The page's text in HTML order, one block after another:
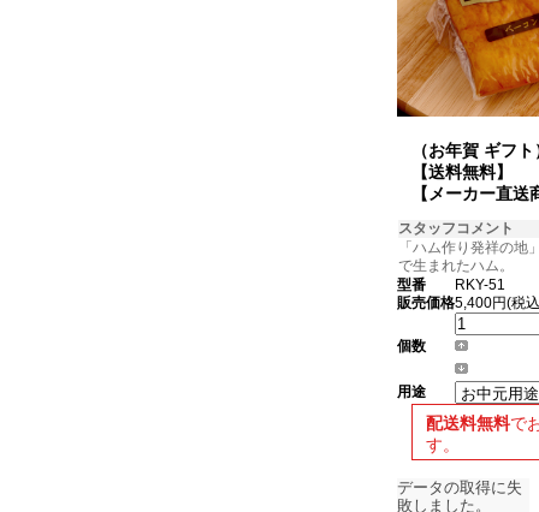
（お年賀 ギフ
【送料無料】
【メーカー直送
スタッフコメント
「ハム作り発祥の
で生まれたハム。
型番
RKY-51
販売価格5,400円(税
個数
用途
配送料無料で
す。